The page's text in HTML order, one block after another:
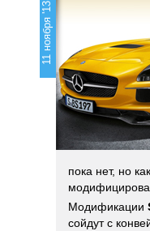
11 ноября '13
пока нет, но
Модификации
сойдут с